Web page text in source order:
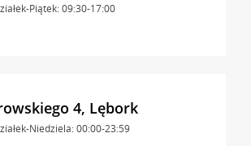
Piątek: 09:30-17:00
4, Lębork
Niedziela: 00:00-23:59